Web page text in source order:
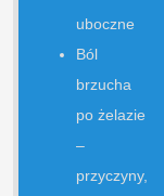
Ból
brzucha
po żelazie
–
przyczyny,